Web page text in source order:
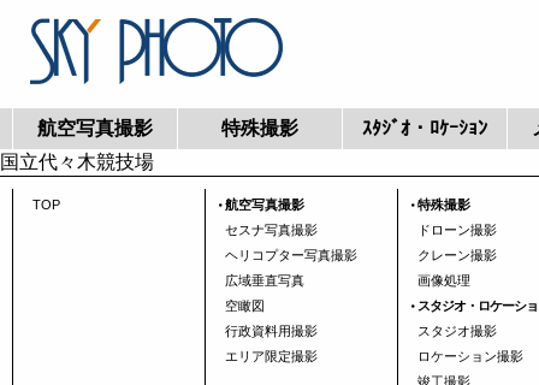
航空写真撮影 特殊撮影 ｽﾀｼﾞｵ・ﾛｹｰｼｮﾝ
国立代々木競技場
TOP
航空写真撮影
セスナ写真撮影
ヘリコプター写真撮影
広域垂直写真
空瞰図
行政資料用撮影
エリア限定撮影
特殊撮影
ドローン撮影
クレーン撮影
画像処理
スタジオ・ロケーシ
スタジオ撮影
ロケーション撮影
竣工撮影